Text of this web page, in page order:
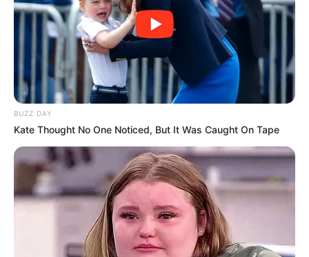
BUZZ DAY
Kate Thought No One Noticed, But It Was Caught On Tape